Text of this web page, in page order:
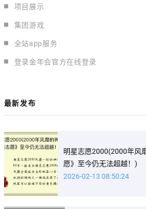
项目展示
集团游戏
全站app服务
登录金年会官方在线登录
最新发布
明星志愿2000(2000年风
愿》至今仍无法超越！)
2026-02-13 08:50:24